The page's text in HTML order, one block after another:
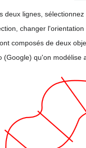
deux lignes,
changer
composés de deux
(Google) qu'on modélise